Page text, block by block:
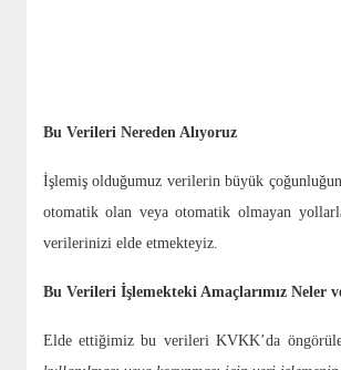
Bu Verileri Nereden Alıyoruz
İşlemiş olduğumuz verilerin büyük
otomatik olan veya otomatik olmayan
verilerinizi elde etmekteyiz.
Bu Verileri İşlemekteki Amaçlarımız Neler
Elde ettiğimiz bu verileri KVKK’da